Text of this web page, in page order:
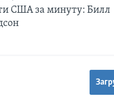
США за минуту: Билл